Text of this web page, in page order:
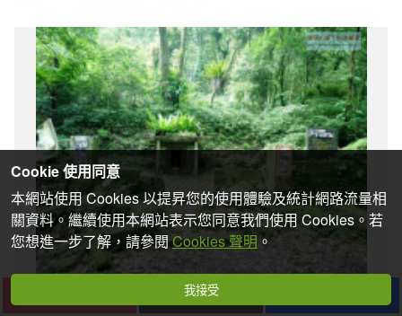
【新北市】乾元宮-湖桶古道-梳妝樓山-建牌崙-東坑
下一篇
Cookie 使用同意
本網站使用 Cookies 以提昇您的使用體驗及統計網路流量相
關資料。繼續使用本網站表示您同意我們使用 Cookies。若
您想進一步了解，請參閱Cookies 聲明。
我接受